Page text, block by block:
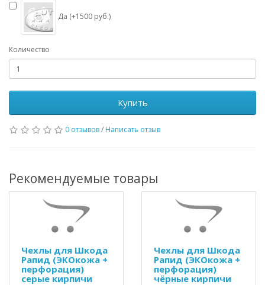
Да (+1500 руб.)
Количество
Купить
0 отзывов/ Написать отзыв
Рекомендуемые товары
Чехлы для Шкода
Рапид (ЭКОкожа +
перфорация)
серые кирпичи
Чехлы для Шкода
Рапид (ЭКОкожа +
перфорация)
чёрные кирпичи